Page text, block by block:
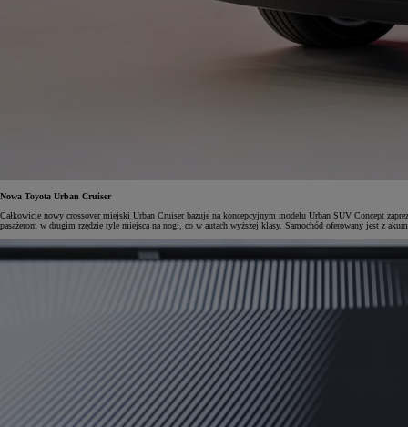
Nowa Toyota Urban Cruiser
Całkowicie nowy crossover miejski Urban Cruiser bazuje na koncepcyjnym modelu Urban SUV Concept
pasażerom w drugim rzędzie tyle miejsca na nogi, co w autach wyższej klasy. Samochód oferowany jest z